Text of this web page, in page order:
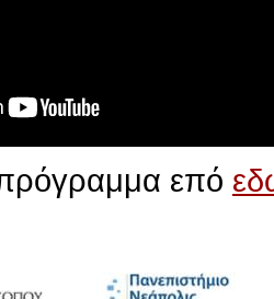
επό